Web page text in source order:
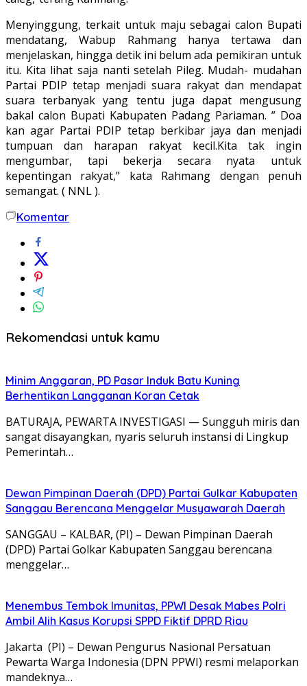
Menyinggung, terkait untuk maju sebagai calon Bupati
mendatang, Wabup Rahmang hanya tertawa dan
menjelaskan, hingga detik ini belum ada pemikiran untuk
itu. Kita lihat saja nanti setelah Pileg. Mudah- mudahan
Partai PDIP tetap menjadi suara rakyat dan mendapat
suara terbanyak yang tentu juga dapat mengusung
bakal calon Bupati Kabupaten Padang Pariaman. ” Doa
kan agar Partai PDIP tetap berkibar jaya dan menjadi
tumpuan dan harapan rakyat kecil.Kita tak ingin
mengumbar, tapi bekerja secara nyata untuk
kepentingan rakyat,” kata Rahmang dengan penuh
semangat. ( NNL ).
Komentar
Rekomendasi untuk kamu
Minim Anggaran, PD Pasar Induk Batu Kuning
Berhentikan Langganan Koran Cetak
BATURAJA, PEWARTA INVESTIGASI — Sungguh miris dan
sangat disayangkan, nyaris seluruh instansi di Lingkup
Pemerintah…
Dewan Pimpinan Daerah (DPD) Partai Gulkar Kabupaten
Sanggau Berencana Menggelar Musyawarah Daerah
SANGGAU – KALBAR, (PI) – Dewan Pimpinan Daerah
(DPD) Partai Golkar Kabupaten Sanggau berencana
menggelar…
Menembus Tembok Imunitas, PPWI Desak Mabes Polri
Ambil Alih Kasus Korupsi SPPD Fiktif DPRD Riau
Jakarta (PI) – Dewan Pengurus Nasional Persatuan
Pewarta Warga Indonesia (DPN PPWI) resmi melaporkan
mandeknya…